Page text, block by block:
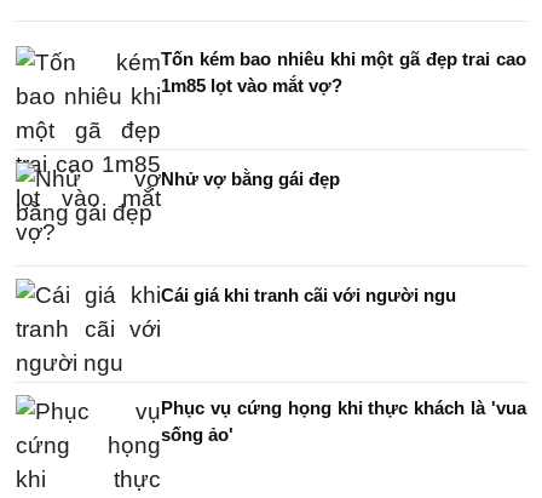
Tốn kém bao nhiêu khi một gã đẹp trai cao
1m85 lọt vào mắt vợ?
Nhử vợ bằng gái đẹp
Cái giá khi tranh cãi với người ngu
Phục vụ cứng họng khi thực khách là 'vua
sống ảo'